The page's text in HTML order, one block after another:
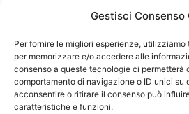
Gestisci Consenso
Per fornire le migliori esperienze,
per memorizzare e/o accedere alle
consenso a queste tecnologie ci permetterà
comportamento di navigazione o ID unici su
acconsentire o ritirare il consenso può
caratteristiche e funzioni.
Il tuo messaggio *